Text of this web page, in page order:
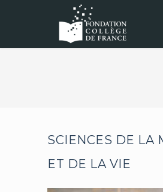
SCIENCES DE LA
ET DE LA VIE